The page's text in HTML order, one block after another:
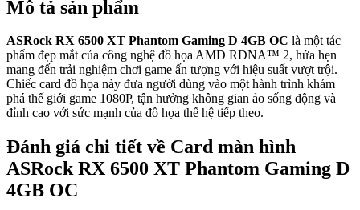
Mô tả sản phẩm
ASRock RX 6500 XT Phantom Gaming D 4GB OC là một tác
phẩm đẹp mắt của công nghệ đồ họa AMD RDNA™ 2, hứa hẹn
mang đến trải nghiệm chơi game ấn tượng với hiệu suất vượt trội.
Chiếc card đồ họa này đưa người dùng vào một hành trình khám
phá thế giới game 1080P, tận hưởng không gian ảo sống động và
đỉnh cao với sức mạnh của đồ họa thế hệ tiếp theo.
Đánh giá chi tiết về Card màn hình
ASRock RX 6500 XT Phantom Gaming D
4GB OC